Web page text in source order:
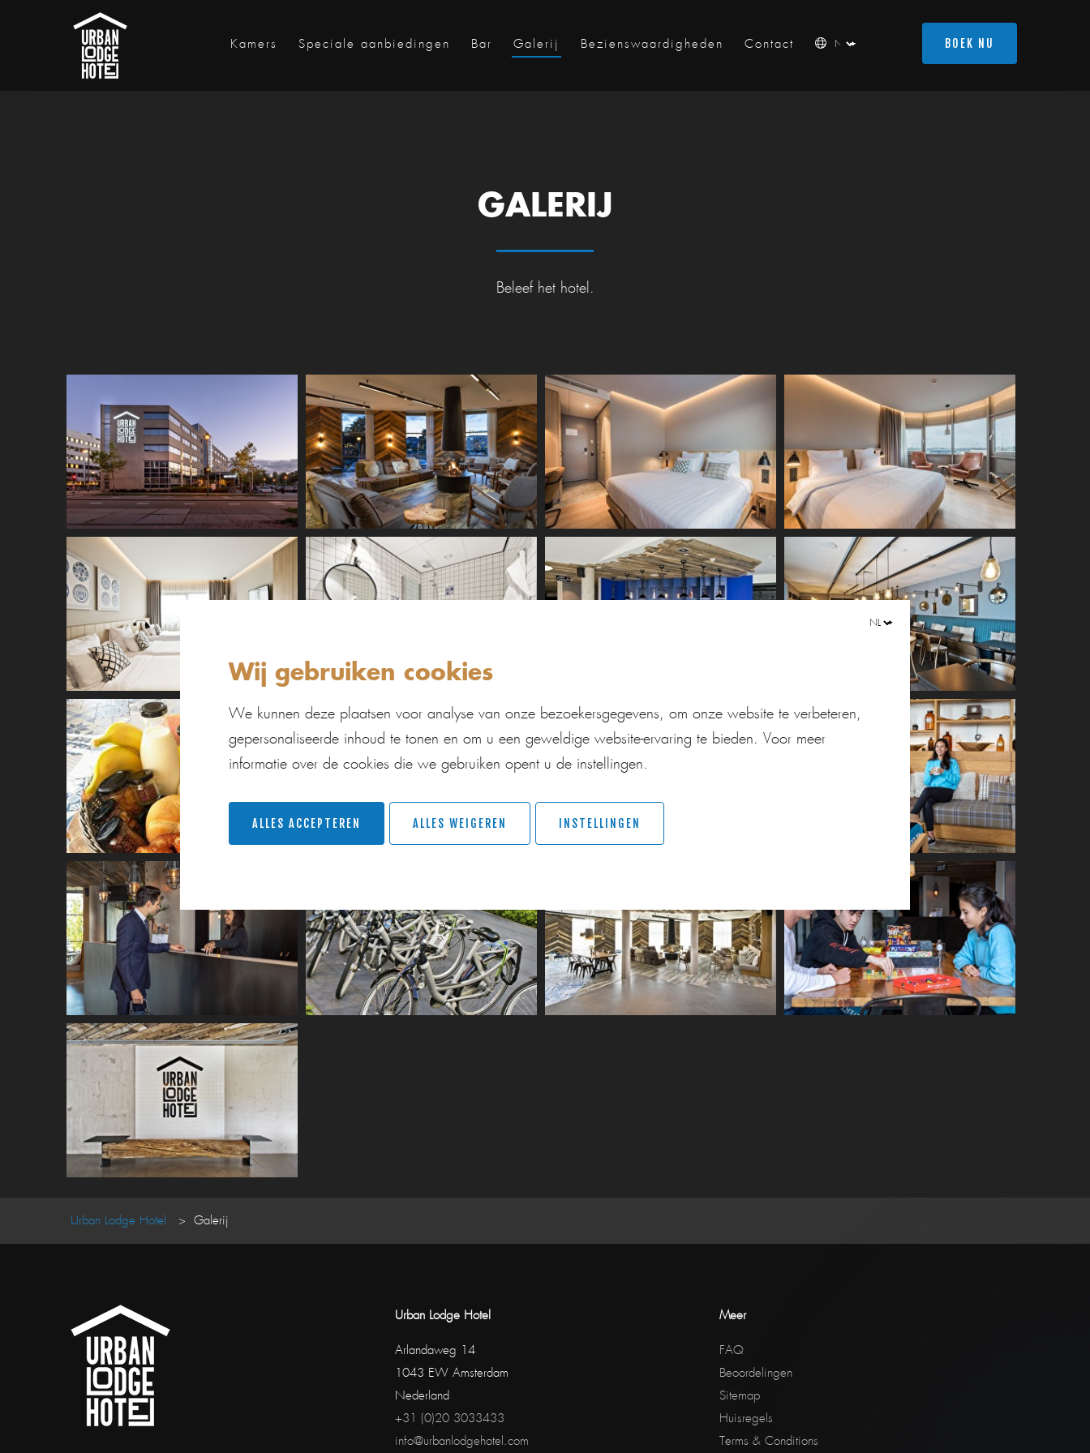
BOEK NU
Kamers Speciale aanbiedingen Bar Galerij Bezienswaardigheden Contact
GALERIJ
Beleef het hotel.
Urban Lodge Hotel > Galerij
Urban Lodge Hotel
Arlandaweg 14
1043 EW Amsterdam
Nederland
+31 (0)20 3033433
info@urbanlodgehotel.com
Meer
FAQ
Beoordelingen
Sitemap
Huisregels
Terms & Conditions
Wij gebruiken cookies
We kunnen deze plaatsen voor analyse van onze bezoekersgegevens, om onze website te verbeteren,
gepersonaliseerde inhoud te tonen en om u een geweldige website-ervaring te bieden. Voor meer
informatie over de cookies die we gebruiken opent u de instellingen.
ALLES ACCEPTEREN ALLES WEIGEREN INSTELLINGEN